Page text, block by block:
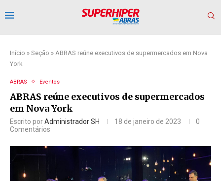
Início » Seção » ABRAS reúne executivos de supermercados em Nova
York
ABRAS Eventos
ABRAS reúne executivos de supermercados
em Nova York
Escrito porAdministrador SH 18 de janeiro de 2023
0
Comentários